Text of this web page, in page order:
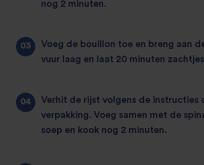
nog 2 minuten.
Voeg de bouillon toe en breng aan
vuur laag en laat 20 minuten
Verhit de rijst volgens de instructies
verpakking. Voeg samen met de
soep en kook nog 2 minuten.